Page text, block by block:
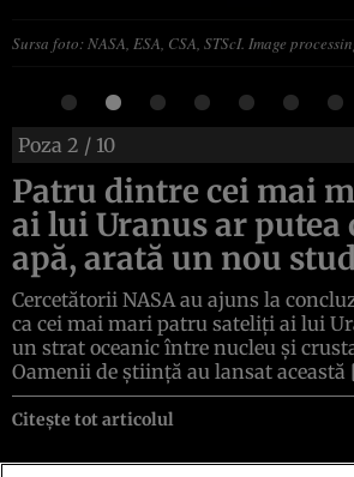
Sursa foto: NASA, ESA, CSA, STScI. Image
Poza 2 / 10
Patru dintre cei mai
ai lui Uranus ar putea
apă, arată un nou
Cercetătorii NASA au ajuns la
ca cei mai mari patru sateliți ai lui
un strat oceanic între nucleu și
Oamenii de știință au lansat această
Citește tot articolul